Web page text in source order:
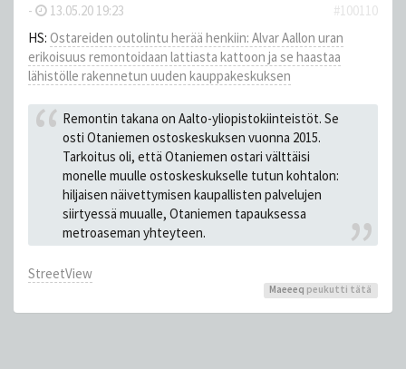
- 13.05.20 19:23
#100110
HS: Ostareiden outolintu herää henkiin: Alvar Aallon uran
erikoisuus remontoidaan lattiasta kattoon ja se haastaa
lähistölle rakennetun uuden kauppakeskuksen
Remontin takana on Aalto-yliopistokiinteistöt. Se
osti Otaniemen ostoskeskuksen vuonna 2015.
Tarkoitus oli, että Otaniemen ostari välttäisi
monelle muulle ostoskeskukselle tutun kohtalon:
hiljaisen näivettymisen kaupallisten palvelujen
siirtyessä muualle, Otaniemen tapauksessa
metroaseman yhteyteen.
StreetView
Maeeeq peukutti tätä